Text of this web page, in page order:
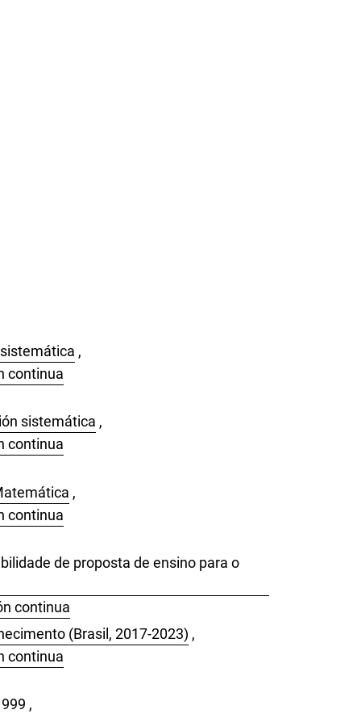
,
continua
sistemática ,
continua
,
continua
de proposta de ensino para o
continua
(Brasil, 2017-2023) ,
continua
,